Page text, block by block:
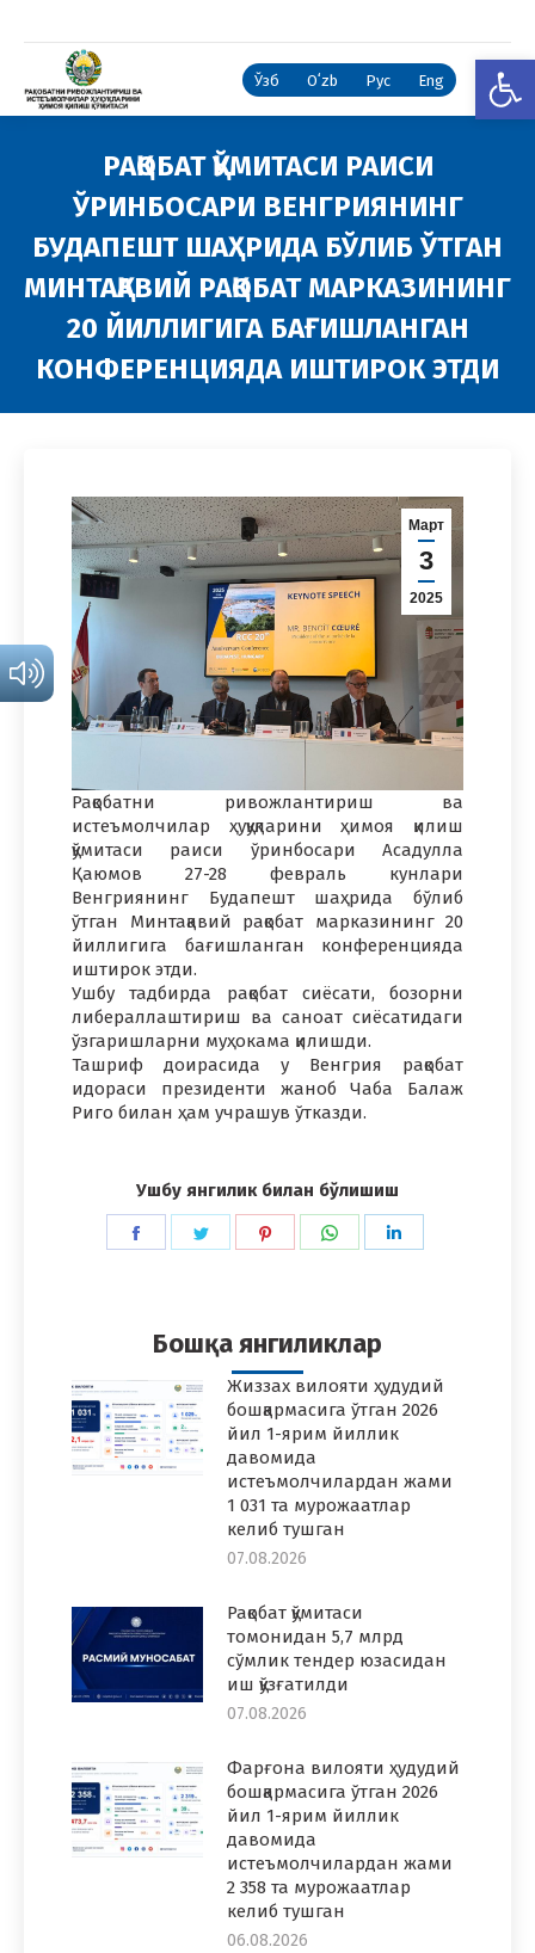
Ўзб Oʻzb Рус Eng
РАҚОБАТ ҚЎМИТАСИ РАИСИ
ЎРИНБОСАРИ ВЕНГРИЯНИНГ
БУДАПЕШТ ШАҲРИДА БЎЛИБ ЎТГАН
МИНТАҚАВИЙ РАҚОБАТ МАРКАЗИНИНГ
20 ЙИЛЛИГИГА БАҒИШЛАНГАН
КОНФЕРЕНЦИЯДА ИШТИРОК ЭТДИ
Март
3
2025
Рақобатни ривожлантириш ва
истеъмолчилар ҳуқуқларини ҳимоя қилиш
қўмитаси раиси ўринбосари Асадулла
Қаюмов 27-28 февраль кунлари
Венгриянинг Будапешт шаҳрида бўлиб
ўтган Минтақавий рақобат марказининг 20
йиллигига бағишланган конференцияда
иштирок этди.
Ушбу тадбирда рақобат сиёсати, бозорни
либераллаштириш ва саноат сиёсатидаги
ўзгаришларни муҳокама қилишди.
Ташриф доирасида у Венгрия рақобат
идораси президенти жаноб Чаба Балаж
Риго билан ҳам учрашув ўтказди.
Ушбу янгилик билан бўлишиш
Share
Share
Share
Share
Бошқа янгиликлар
Жиззах вилояти ҳудудий
бошқармасига ўтган 2026
йил 1-ярим йиллик
давомида
истеъмолчилардан жами
1 031 та мурожаатлар
келиб тушган
07.08.2026
Рақобат қўмитаси
томонидан 5,7 млрд
сўмлик тендер юзасидан
иш қўзғатилди
07.08.2026
Фарғона вилояти ҳудудий
бошқармасига ўтган 2026
йил 1-ярим йиллик
давомида
истеъмолчилардан жами
2 358 та мурожаатлар
келиб тушган
06.08.2026